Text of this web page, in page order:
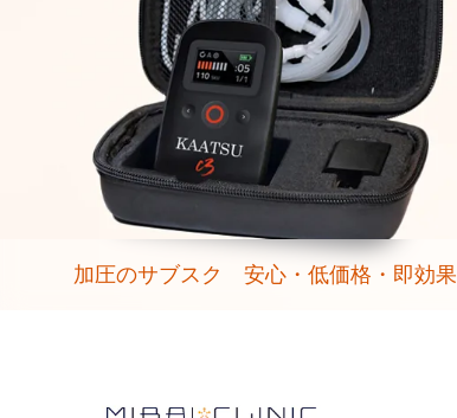
加圧のサブスク 安心・低価格・即効果